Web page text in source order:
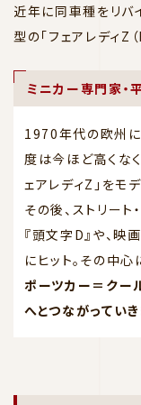
近年に同車種をリバ
型の「フェアレディZ（
ミニカー専門家・
1970年代の欧州
度は今ほど高くな
ェアレディZ」をモ
その後、ストリー
『頭文字D』や、映
にヒット。その中
ポーツカー＝クー
へとつながってい